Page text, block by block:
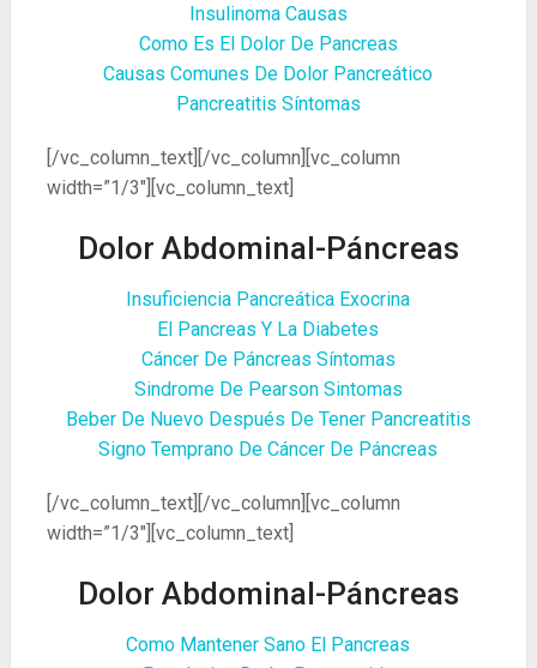
Insulinoma Causas
Como Es El Dolor De Pancreas
Causas Comunes De Dolor Pancreático
Pancreatitis Síntomas
[/vc_column_text][/vc_column][vc_column
width=”1/3″][vc_column_text]
Dolor Abdominal-Páncreas
Insuficiencia Pancreática Exocrina
El Pancreas Y La Diabetes
Cáncer De Páncreas Síntomas
Sindrome De Pearson Sintomas
Beber De Nuevo Después De Tener Pancreatitis
Signo Temprano De Cáncer De Páncreas
[/vc_column_text][/vc_column][vc_column
width=”1/3″][vc_column_text]
Dolor Abdominal-Páncreas
Como Mantener Sano El Pancreas